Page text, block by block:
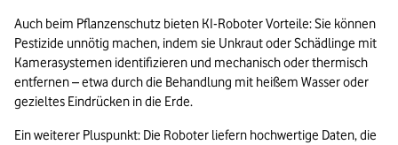
Auch beim Pflanzenschutz bieten KI-Roboter Vorteile: Sie können
Pestizide unnötig machen, indem sie Unkraut oder Schädlinge mit
Kamerasystemen identifizieren und mechanisch oder thermisch
entfernen – etwa durch die Behandlung mit heißem Wasser oder
gezieltes Eindrücken in die Erde.
Ein weiterer Pluspunkt: Die Roboter liefern hochwertige Daten, die